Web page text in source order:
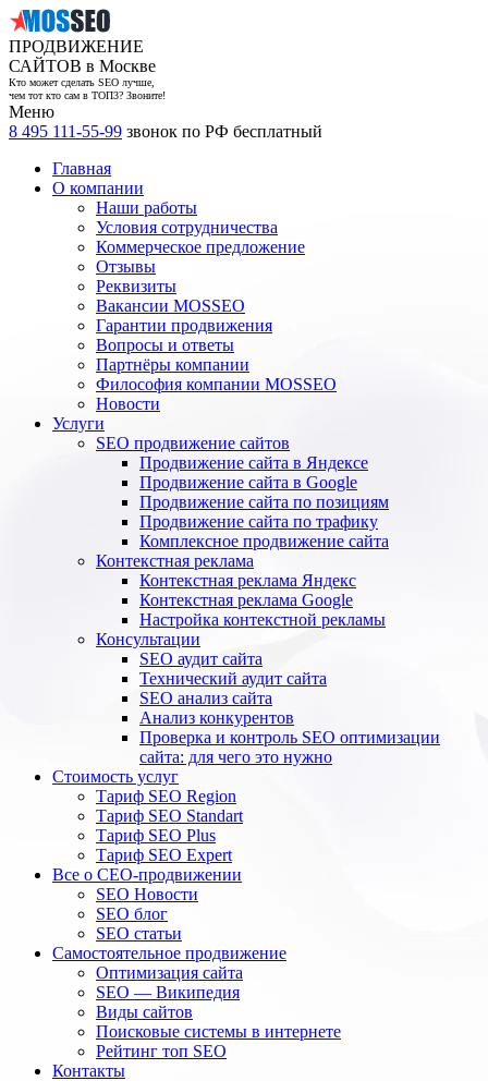
ПРОДВИЖЕНИЕ
САЙТОВ в Москве
Кто может сделать SEO лучше,
чем тот кто сам в ТОП3? Звоните!
Меню
8 495 111-55-99 звонок по РФ бесплатный
Главная
О компании
Наши работы
Условия сотрудничества
Коммерческое предложение
Отзывы
Реквизиты
Вакансии MOSSEO
Гарантии продвижения
Вопросы и ответы
Партнёры компании
Философия компании MOSSEO
Новости
Услуги
SEO продвижение сайтов
Продвижение сайта в Яндексе
Продвижение сайта в Google
Продвижение сайта по позициям
Продвижение сайта по трафику
Комплексное продвижение сайта
Контекстная реклама
Контекстная реклама Яндекс
Контекстная реклама Google
Настройка контекстной рекламы
Консультации
SEO аудит сайта
Технический аудит сайта
SEO анализ сайта
Анализ конкурентов
Проверка и контроль SEO оптимизации
сайта: для чего это нужно
Стоимость услуг
Тариф SEO Region
Тариф SEO Standart
Тариф SEO Plus
Тариф SEO Expert
Все о СЕО-продвижении
SEO Новости
SEO блог
SEO статьи
Самостоятельное продвижение
Оптимизация сайта
SEO — Википедия
Виды сайтов
Поисковые системы в интернете
Рейтинг топ SEO
Контакты